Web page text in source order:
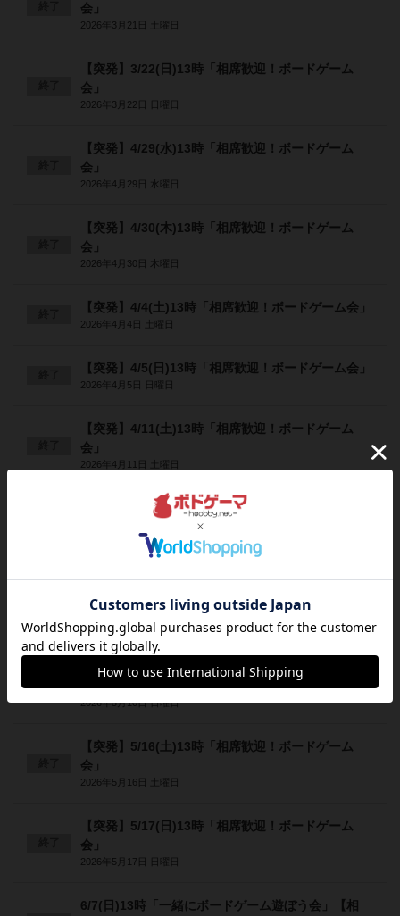
会」
2026年3月21日 土曜日
【突発】3/22(日)13時「相席歓迎！ボードゲーム
会」
2026年3月22日 日曜日
【突発】4/29(水)13時「相席歓迎！ボードゲーム
会」
2026年4月29日 水曜日
【突発】4/30(木)13時「相席歓迎！ボードゲーム
会」
2026年4月30日 木曜日
【突発】4/4(土)13時「相席歓迎！ボードゲーム会」
2026年4月4日 土曜日
【突発】4/5(日)13時「相席歓迎！ボードゲーム会」
2026年4月5日 日曜日
【突発】4/11(土)13時「相席歓迎！ボードゲーム
会」
2026年4月11日 土曜日
【突発】4/12(日)13時「相席歓迎！ボードゲーム
2026年4月12日 日曜日
会」
2026年5月6日 水曜日
【突発】5/10(日)13時「相席歓迎！ボードゲーム
会」
2026年5月10日 日曜日
【突発】5/16(土)13時「相席歓迎！ボードゲーム
会」
2026年5月16日 土曜日
【突発】5/17(日)13時「相席歓迎！ボードゲーム
会」
2026年5月17日 日曜日
6/7(日)13時「一緒にボードゲーム遊ぼう会」【相